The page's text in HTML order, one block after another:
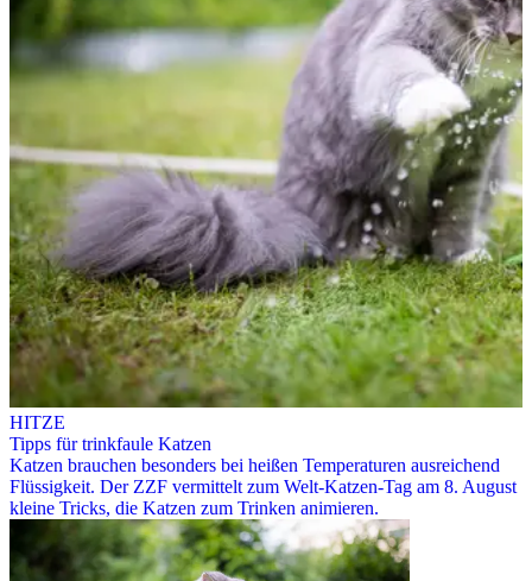
HITZE
Tipps für trinkfaule Katzen
Katzen brauchen besonders bei heißen Temperaturen ausreichend
Flüssigkeit. Der ZZF vermittelt zum Welt-Katzen-Tag am 8. August
kleine Tricks, die Katzen zum Trinken animieren.